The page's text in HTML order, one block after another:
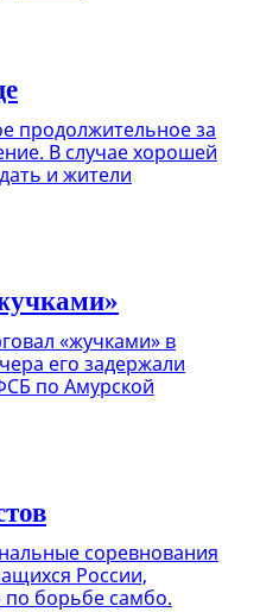
продолжительное за
В случае хорошей
и жители
«жучками» в
его задержали
по Амурской
соревнования
России,
по борьбе самбо.